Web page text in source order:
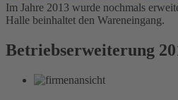
Im Jahre 2013 wurde nochmals
Halle beinhaltet den Wareneingang.
Betriebserweiterung